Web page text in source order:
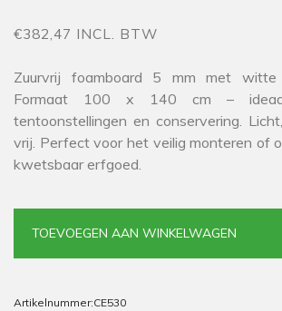
€382,47 INCL. BTW
Zuurvrij foamboard 5 mm met witte
Formaat 100 x 140 cm –
tentoonstellingen en conservering.
vrij. Perfect voor het veilig monteren of
kwetsbaar erfgoed.
TOEVOEGEN AAN WINKELWAGEN
Artikelnummer:CE530